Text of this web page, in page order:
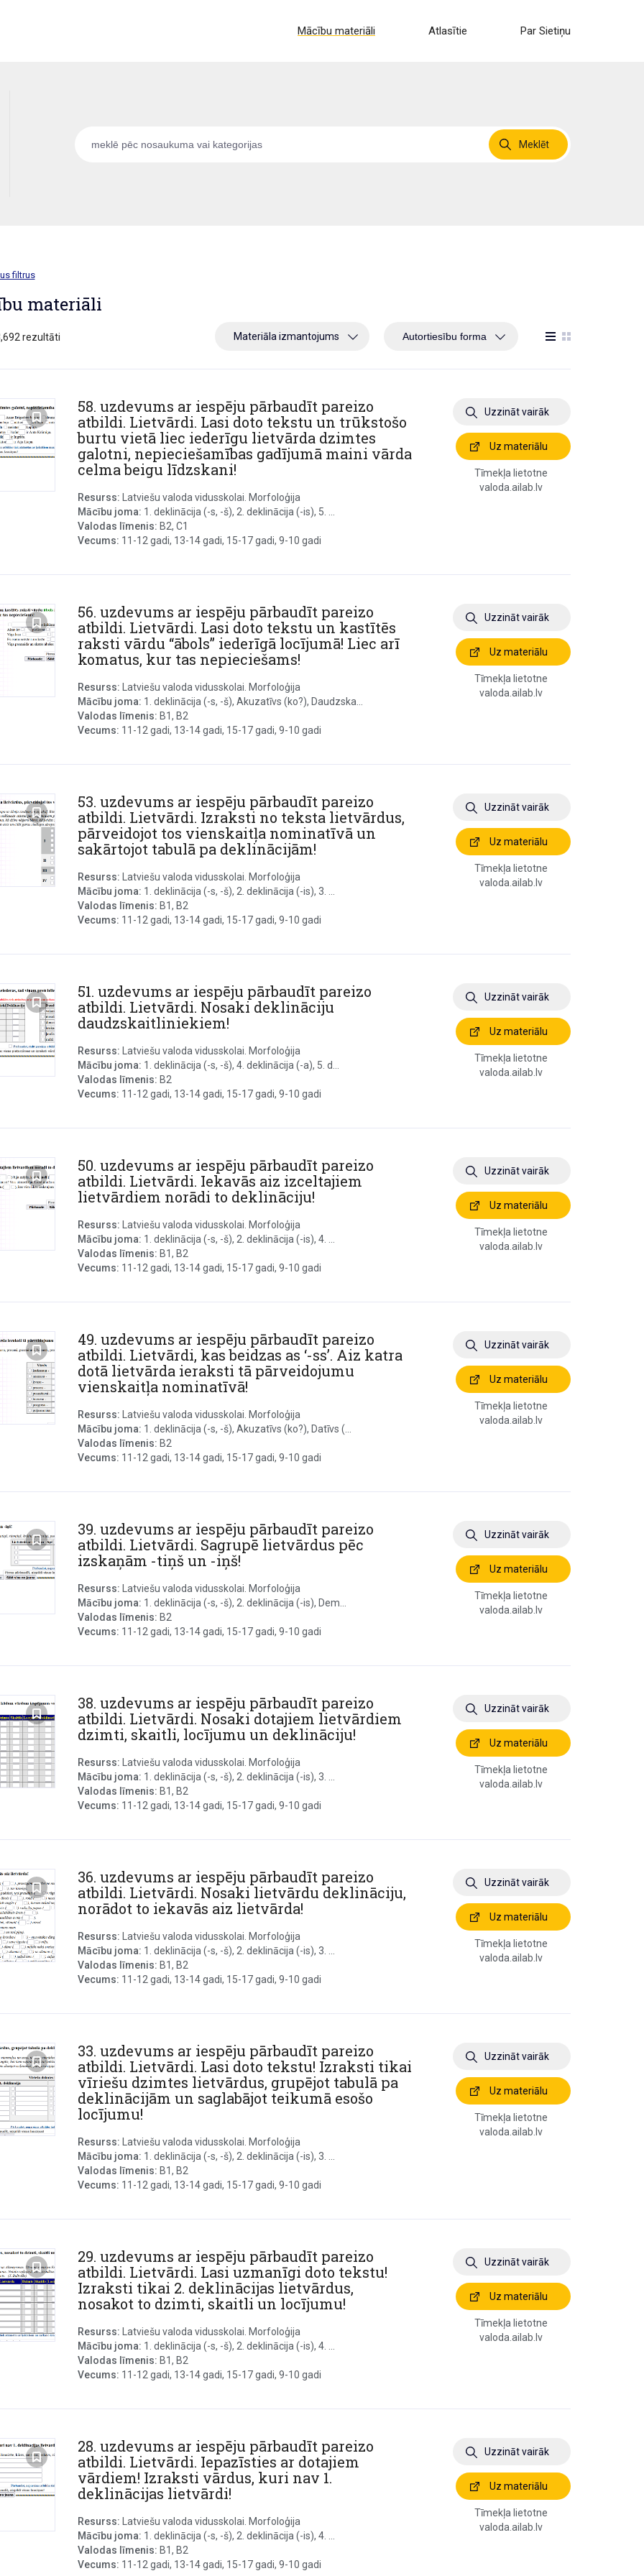
Mācību materiāli Atlasītie Par Sietiņu
Meklēt
filtrus
materiāli
rezultāti Materiāla izmantojums
58. uzdevums ar iespēju pārbaudīt pareizo
atbildi. Lietvārdi. Lasi doto tekstu un trūkstošo
burtu vietā liec iederīgu lietvārda dzimtes
galotni, nepieciešamības gadījumā maini vārda
celma beigu līdzskani!
Resurss: Latviešu valoda vidusskolai. Morfoloģija
Mācību joma: 1. deklinācija (-s, -š), 2. deklinācija (-is), 5. ...
Valodas līmenis: B2, C1
Vecums: 11-12 gadi, 13-14 gadi, 15-17 gadi, 9-10 gadi
Uzzināt vairāk
Uz materiālu
Tīmekļa lietotne
valoda.ailab.lv
56. uzdevums ar iespēju pārbaudīt pareizo
atbildi. Lietvārdi. Lasi doto tekstu un kastītēs
raksti vārdu “ābols” iederīgā locījumā! Liec arī
komatus, kur tas nepieciešams!
Resurss: Latviešu valoda vidusskolai. Morfoloģija
Mācību joma: 1. deklinācija (-s, -š), Akuzatīvs (ko?), Daudzska...
Valodas līmenis: B1, B2
Vecums: 11-12 gadi, 13-14 gadi, 15-17 gadi, 9-10 gadi
Uzzināt vairāk
Uz materiālu
Tīmekļa lietotne
valoda.ailab.lv
53. uzdevums ar iespēju pārbaudīt pareizo
atbildi. Lietvārdi. Izraksti no teksta lietvārdus,
pārveidojot tos vienskaitļa nominatīvā un
sakārtojot tabulā pa deklinācijām!
Resurss: Latviešu valoda vidusskolai. Morfoloģija
Mācību joma: 1. deklinācija (-s, -š), 2. deklinācija (-is), 3. ...
Valodas līmenis: B1, B2
Vecums: 11-12 gadi, 13-14 gadi, 15-17 gadi, 9-10 gadi
Uzzināt vairāk
Uz materiālu
Tīmekļa lietotne
valoda.ailab.lv
51. uzdevums ar iespēju pārbaudīt pareizo
atbildi. Lietvārdi. Nosaki deklināciju
daudzskaitliniekiem!
Resurss: Latviešu valoda vidusskolai. Morfoloģija
Mācību joma: 1. deklinācija (-s, -š), 4. deklinācija (-a), 5. d...
Valodas līmenis: B2
Vecums: 11-12 gadi, 13-14 gadi, 15-17 gadi, 9-10 gadi
Uzzināt vairāk
Uz materiālu
Tīmekļa lietotne
valoda.ailab.lv
50. uzdevums ar iespēju pārbaudīt pareizo
atbildi. Lietvārdi. Iekavās aiz izceltajiem
lietvārdiem norādi to deklināciju!
Resurss: Latviešu valoda vidusskolai. Morfoloģija
Mācību joma: 1. deklinācija (-s, -š), 2. deklinācija (-is), 4. ...
Valodas līmenis: B1, B2
Vecums: 11-12 gadi, 13-14 gadi, 15-17 gadi, 9-10 gadi
Uzzināt vairāk
Uz materiālu
Tīmekļa lietotne
valoda.ailab.lv
49. uzdevums ar iespēju pārbaudīt pareizo
atbildi. Lietvārdi, kas beidzas as ‘-ss’. Aiz katra
dotā lietvārda ieraksti tā pārveidojumu
vienskaitļa nominatīvā!
Resurss: Latviešu valoda vidusskolai. Morfoloģija
Mācību joma: 1. deklinācija (-s, -š), Akuzatīvs (ko?), Datīvs (...
Valodas līmenis: B2
Vecums: 11-12 gadi, 13-14 gadi, 15-17 gadi, 9-10 gadi
Uzzināt vairāk
Uz materiālu
Tīmekļa lietotne
valoda.ailab.lv
39. uzdevums ar iespēju pārbaudīt pareizo
atbildi. Lietvārdi. Sagrupē lietvārdus pēc
izskaņām -tiņš un -iņš!
Resurss: Latviešu valoda vidusskolai. Morfoloģija
Mācību joma: 1. deklinācija (-s, -š), 2. deklinācija (-is), Dem...
Valodas līmenis: B2
Vecums: 11-12 gadi, 13-14 gadi, 15-17 gadi, 9-10 gadi
Uzzināt vairāk
Uz materiālu
Tīmekļa lietotne
valoda.ailab.lv
38. uzdevums ar iespēju pārbaudīt pareizo
atbildi. Lietvārdi. Nosaki dotajiem lietvārdiem
dzimti, skaitli, locījumu un deklināciju!
Resurss: Latviešu valoda vidusskolai. Morfoloģija
Mācību joma: 1. deklinācija (-s, -š), 2. deklinācija (-is), 3. ...
Valodas līmenis: B1, B2
Vecums: 11-12 gadi, 13-14 gadi, 15-17 gadi, 9-10 gadi
Uzzināt vairāk
Uz materiālu
Tīmekļa lietotne
valoda.ailab.lv
36. uzdevums ar iespēju pārbaudīt pareizo
atbildi. Lietvārdi. Nosaki lietvārdu deklināciju,
norādot to iekavās aiz lietvārda!
Resurss: Latviešu valoda vidusskolai. Morfoloģija
Mācību joma: 1. deklinācija (-s, -š), 2. deklinācija (-is), 3. ...
Valodas līmenis: B1, B2
Vecums: 11-12 gadi, 13-14 gadi, 15-17 gadi, 9-10 gadi
Uzzināt vairāk
Uz materiālu
Tīmekļa lietotne
valoda.ailab.lv
33. uzdevums ar iespēju pārbaudīt pareizo
atbildi. Lietvārdi. Lasi doto tekstu! Izraksti tikai
vīriešu dzimtes lietvārdus, grupējot tabulā pa
deklinācijām un saglabājot teikumā esošo
locījumu!
Resurss: Latviešu valoda vidusskolai. Morfoloģija
Mācību joma: 1. deklinācija (-s, -š), 2. deklinācija (-is), 3. ...
Valodas līmenis: B1, B2
Vecums: 11-12 gadi, 13-14 gadi, 15-17 gadi, 9-10 gadi
Uzzināt vairāk
Uz materiālu
Tīmekļa lietotne
valoda.ailab.lv
29. uzdevums ar iespēju pārbaudīt pareizo
atbildi. Lietvārdi. Lasi uzmanīgi doto tekstu!
Izraksti tikai 2. deklinācijas lietvārdus,
nosakot to dzimti, skaitli un locījumu!
Resurss: Latviešu valoda vidusskolai. Morfoloģija
Mācību joma: 1. deklinācija (-s, -š), 2. deklinācija (-is), 4. ...
Valodas līmenis: B1, B2
Vecums: 11-12 gadi, 13-14 gadi, 15-17 gadi, 9-10 gadi
Uzzināt vairāk
Uz materiālu
Tīmekļa lietotne
valoda.ailab.lv
28. uzdevums ar iespēju pārbaudīt pareizo
atbildi. Lietvārdi. Iepazīsties ar dotajiem
vārdiem! Izraksti vārdus, kuri nav 1.
deklinācijas lietvārdi!
Resurss: Latviešu valoda vidusskolai. Morfoloģija
Mācību joma: 1. deklinācija (-s, -š), 2. deklinācija (-is), 4. ...
Valodas līmenis: B1, B2
Vecums: 11-12 gadi, 13-14 gadi, 15-17 gadi, 9-10 gadi
Uzzināt vairāk
Uz materiālu
Tīmekļa lietotne
valoda.ailab.lv